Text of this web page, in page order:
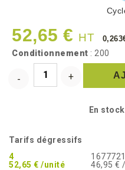
52,65 € HT
Conditionnement : 200
En stock
Tarifs dégressifs
4
52,65 € /unité
46,95 €